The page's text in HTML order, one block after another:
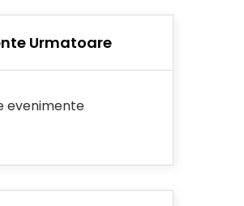
Urmatoare
evenimente